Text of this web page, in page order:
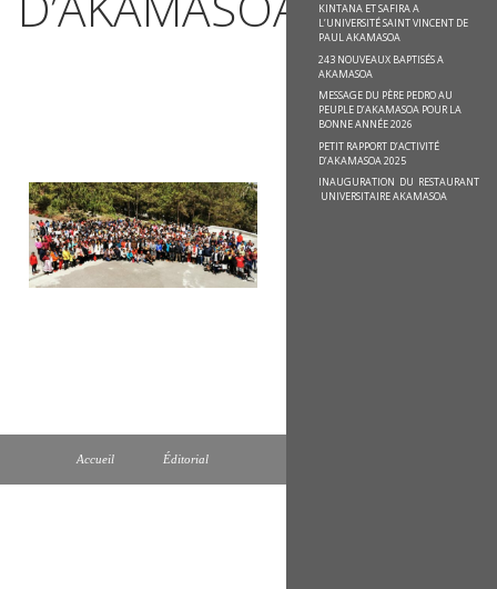
Accueil Éditorial
KINTANA ET SAFIRA A
L’UNIVERSITÉ SAINT VINCENT DE
PAUL AKAMASOA
243 NOUVEAUX BAPTISÉS A
AKAMASOA
MESSAGE DU PÈRE PEDRO AU
PEUPLE D’AKAMASOA POUR LA
BONNE ANNÉE 2026
PETIT RAPPORT D’ACTIVITÉ
D’AKAMASOA 2025
INAUGURATION DU RESTAURANT
UNIVERSITAIRE AKAMASOA